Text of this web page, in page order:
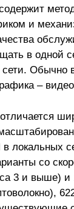
и
в одной
сети. Обычно
–
локальных
со
3 и выше)